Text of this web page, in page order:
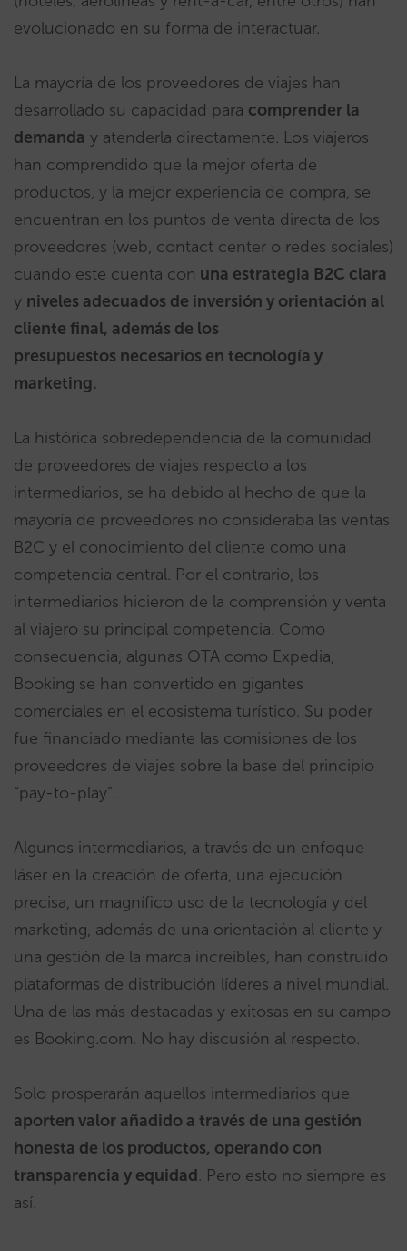
evolucionado en su forma de interactuar.
La mayoría de los proveedores de viajes han
desarrollado su capacidad para comprender la
demanda y atenderla directamente. Los viajeros
han comprendido que la mejor oferta de
productos, y la mejor experiencia de compra, se
encuentran en los puntos de venta directa de los
proveedores (web, contact center o redes sociales)
cuando este cuenta con una estrategia B2C clara
y niveles adecuados de inversión y orientación al
cliente final, además de los
presupuestos necesarios en tecnología y
marketing.
La histórica sobredependencia de la comunidad
de proveedores de viajes respecto a los
intermediarios, se ha debido al hecho de que la
mayoría de proveedores no consideraba las ventas
B2C y el conocimiento del cliente como una
competencia central. Por el contrario, los
intermediarios hicieron de la comprensión y venta
al viajero su principal competencia. Como
consecuencia, algunas OTA como Expedia,
Booking se han convertido en gigantes
comerciales en el ecosistema turístico. Su poder
fue financiado mediante las comisiones de los
proveedores de viajes sobre la base del principio
“pay-to-play”.
Algunos intermediarios, a través de un enfoque
láser en la creación de oferta, una ejecución
precisa, un magnífico uso de la tecnología y del
marketing, además de una orientación al cliente y
una gestión de la marca increíbles, han construido
plataformas de distribución líderes a nivel mundial.
Una de las más destacadas y exitosas en su campo
es Booking.com. No hay discusión al respecto.
Solo prosperarán aquellos intermediarios que
aporten valor añadido a través de una gestión
honesta de los productos, operando con
transparencia y equidad. Pero esto no siempre es
así.